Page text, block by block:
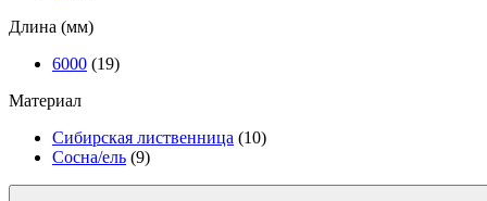
Длина (мм)
6000 (19)
Материал
Сибирская лиственница (10)
Сосна/ель (9)